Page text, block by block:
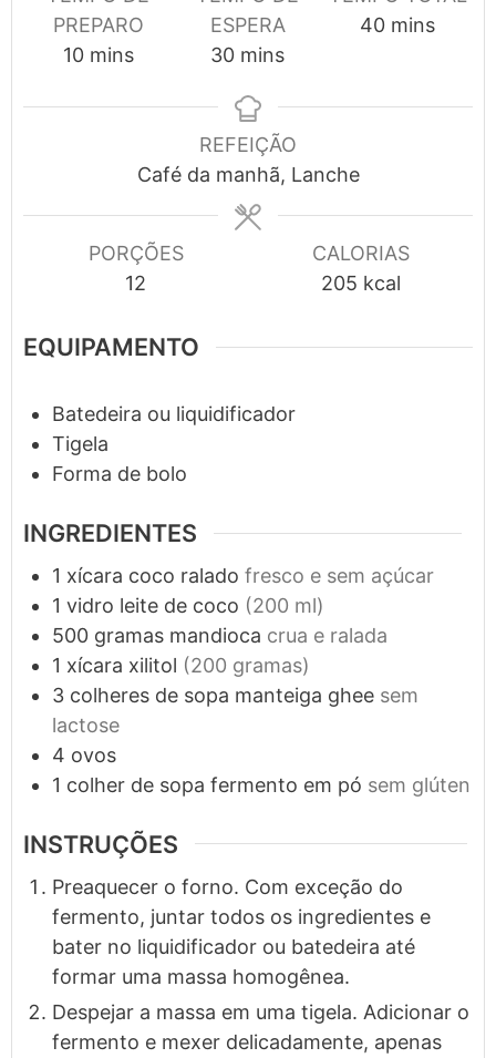
PREPARO
10minutes
mins
ESPERA
30minutes
mins
40minutes
mins
REFEIÇÃO
Café da manhã, Lanche
PORÇÕES
12
CALORIAS
205 kcal
EQUIPAMENTO
Batedeira ou liquidificador
Tigela
Forma de bolo
INGREDIENTES
1 xícara coco ralado fresco e sem açúcar
1 vidro leite de coco (200 ml)
500 gramas mandioca crua e ralada
1 xícara xilitol (200 gramas)
3 colheres de sopa manteiga ghee sem
lactose
4 ovos
1 colher de sopa fermento em pó sem glúten
INSTRUÇÕES
Preaquecer o forno. Com exceção do
fermento, juntar todos os ingredientes e
bater no liquidificador ou batedeira até
formar uma massa homogênea.
Despejar a massa em uma tigela. Adicionar o
fermento e mexer delicadamente, apenas